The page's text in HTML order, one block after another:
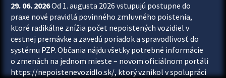
29. 06. 2026Od 1. augusta 2026 vstupujú postupne do
praxe nové pravidlá povinného zmluvného poistenia,
ktoré radikálne znížia počet nepoistených vozidiel v
cestnej premávke a zavedú poriadok a spravodlivosť do
systému PZP. Občania nájdu všetky potrebné informácie
o zmenách na jednom mieste – novom oficiálnom portáli
https://nepoistenevozidlo.sk/, ktorý vznikol v spolupráci